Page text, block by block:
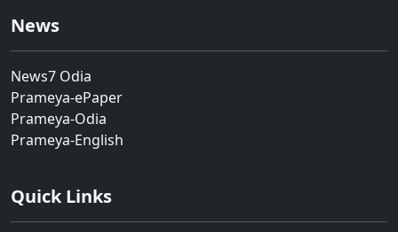
News
News7 Odia
Prameya-ePaper
Prameya-Odia
Prameya-English
Quick Links